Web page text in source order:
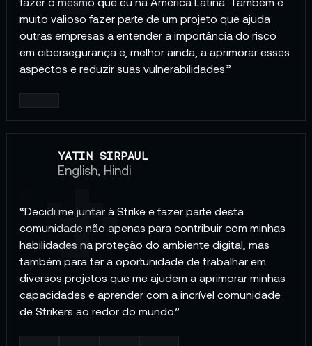
muito valioso fazer parte de um projeto que ajuda
outras empresas a entender a importância do risco
em cibersegurança e, melhor ainda, a aprimorar esses
aspectos e reduzir suas vulnerabilidades.”
YATIN SIRPAUL
English, Hindi
“Decidi me juntar à Strike e fazer parte desta
comunidade não apenas para contribuir com minhas
habilidades na proteção do ambiente digital, mas
também para ter a oportunidade de trabalhar em
diversos projetos que me ajudem a aprimorar minhas
capacidades e aprender com a incrível comunidade
de Strikers ao redor do mundo.”